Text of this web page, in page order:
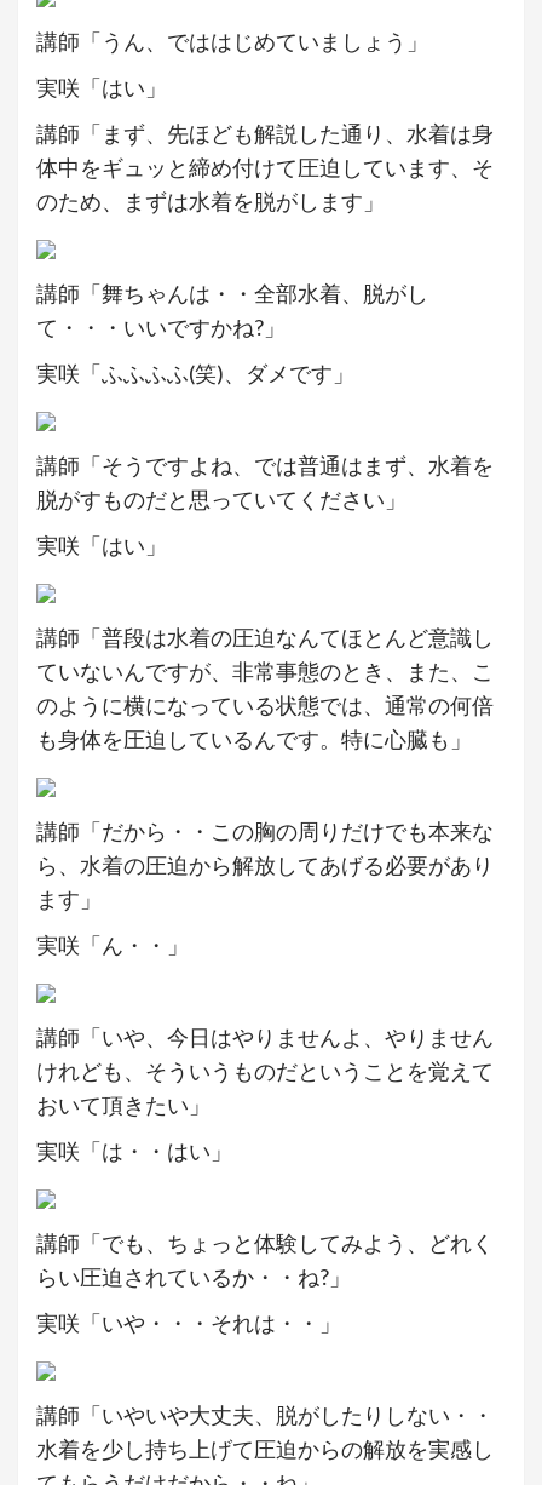
講師「うん、でははじめていましょう」
実咲「はい」
講師「まず、先ほども解説した通り、水着は身
体中をギュッと締め付けて圧迫しています、そ
のため、まずは水着を脱がします」
講師「舞ちゃんは・・全部水着、脱がし
て・・・いいですかね?」
実咲「ふふふふ(笑)、ダメです」
講師「そうですよね、では普通はまず、水着を
脱がすものだと思っていてください」
実咲「はい」
講師「普段は水着の圧迫なんてほとんど意識し
ていないんですが、非常事態のとき、また、こ
のように横になっている状態では、通常の何倍
も身体を圧迫しているんです。特に心臓も」
講師「だから・・この胸の周りだけでも本来な
ら、水着の圧迫から解放してあげる必要があり
ます」
実咲「ん・・」
講師「いや、今日はやりませんよ、やりません
けれども、そういうものだということを覚えて
おいて頂きたい」
実咲「は・・はい」
講師「でも、ちょっと体験してみよう、どれく
らい圧迫されているか・・ね?」
実咲「いや・・・それは・・」
講師「いやいや大丈夫、脱がしたりしない・・
水着を少し持ち上げて圧迫からの解放を実感し